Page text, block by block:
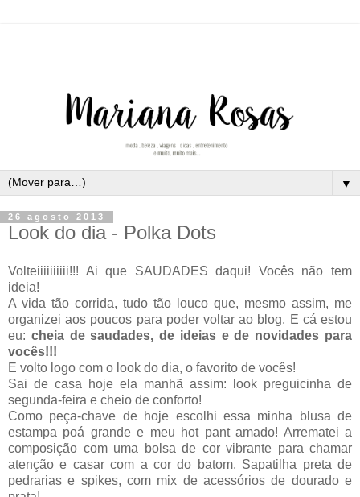
▼
26 agosto 2013
Look do dia - Polka Dots
Volteiiiiiiiiii!!! Ai que SAUDADES daqui! Vocês não tem
ideia!
A vida tão corrida, tudo tão louco que, mesmo assim, me
organizei aos poucos para poder voltar ao blog. E cá estou
eu: cheia de saudades, de ideias e de novidades para
vocês!!!
E volto logo com o look do dia, o favorito de vocês!
Sai de casa hoje ela manhã assim: look preguicinha de
segunda-feira e cheio de conforto!
Como peça-chave de hoje escolhi essa minha blusa de
estampa poá grande e meu hot pant amado! Arrematei a
composição com uma bolsa de cor vibrante para chamar
atenção e casar com a cor do batom. Sapatilha preta de
pedrarias e spikes, com mix de acessórios de dourado e